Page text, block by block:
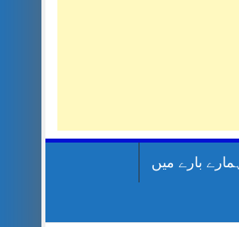
ہمارے بارے میں